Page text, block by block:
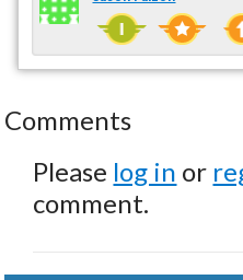
Comments
Please log in or
comment.